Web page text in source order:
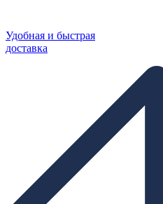
Удобная и быстрая
доставка